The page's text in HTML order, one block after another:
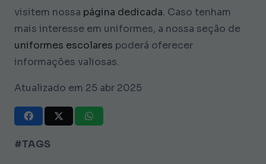
visitem nossa página dedicada. Caso tenham
mais interesse em uniformes, a nossa seção de
uniformes escolares poderá oferecer
informações valiosas.
Atualizado em 25 abr 2025
#TAGS